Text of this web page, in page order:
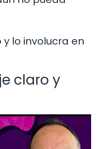
lo involucra en
claro y